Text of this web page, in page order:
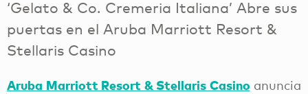
‘Gelato & Co. Cremeria Italiana’ Abre sus
puertas en el Aruba Marriott Resort &
Stellaris Casino
Aruba Marriott Resort & Stellaris Casino anuncia